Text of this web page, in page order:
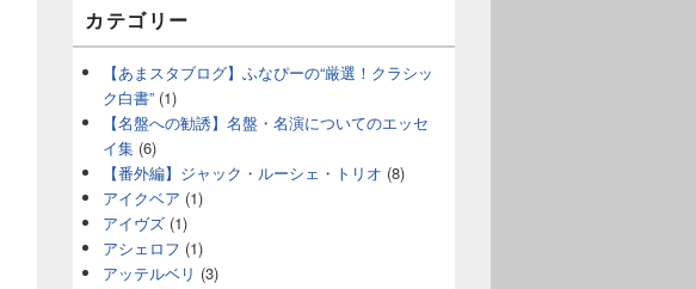
カテゴリー
【あまスタブログ】ふなぴーの“厳選！クラシッ
ク白書” (1)
【名盤への勧誘】名盤・名演についてのエッセ
イ集 (6)
【番外編】ジャック・ルーシェ・トリオ (8)
アイクベア (1)
アイヴズ (1)
アシェロフ (1)
アッテルベリ (3)